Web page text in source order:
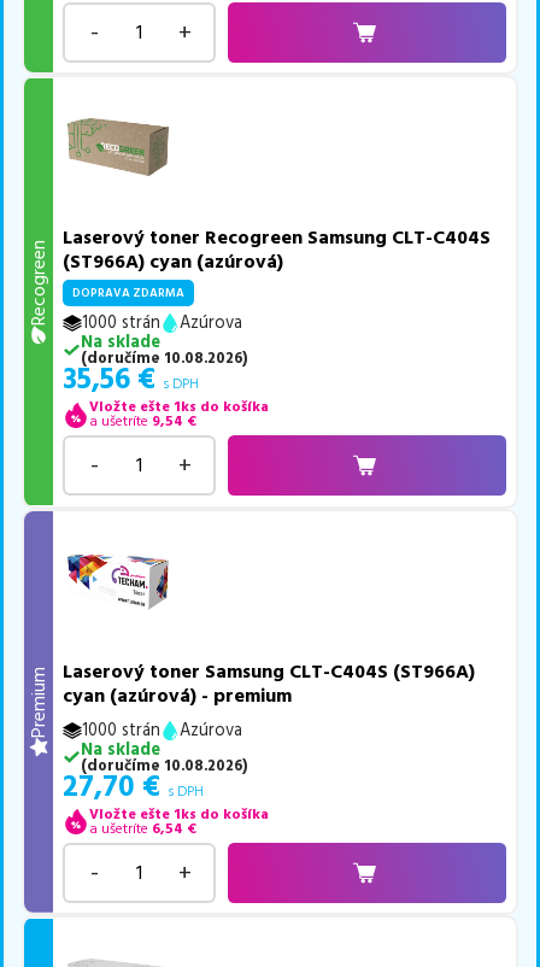
- +
Recogreen
Laserový toner Recogreen Samsung CLT-C404S
(ST966A) cyan (azúrová)
DOPRAVA ZDARMA
1000 strán
Azúrova
Na sklade
(doručíme 10.08.2026)
35,56 € s DPH
Vložte ešte 1ks do košíka
a ušetríte 9,54 €
- +
Premium
Laserový toner Samsung CLT-C404S (ST966A)
cyan (azúrová) - premium
1000 strán
Azúrova
Na sklade
(doručíme 10.08.2026)
27,70 € s DPH
Vložte ešte 1ks do košíka
a ušetríte 6,54 €
- +